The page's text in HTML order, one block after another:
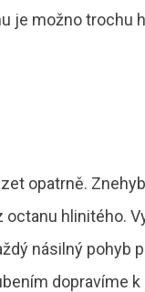
je možno trochu
opatrně.
octanu hlinitého.
násilný pohyb
dopravíme